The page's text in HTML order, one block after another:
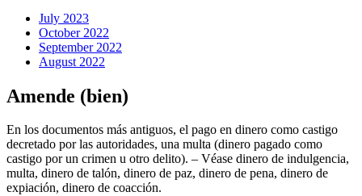
July 2023
October 2022
September 2022
August 2022
Amende (bien)
En los documentos más antiguos, el pago en dinero como castigo
decretado por las autoridades, una multa (dinero pagado como
castigo por un crimen u otro delito). – Véase dinero de indulgencia,
multa, dinero de talón, dinero de paz, dinero de pena, dinero de
expiación, dinero de coacción.